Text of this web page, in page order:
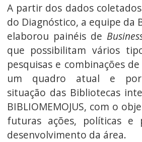
A partir dos dados
do Diagnóstico, a equipe da
elaborou painéis de
que possibilitam vários
pesquisas e combinações
um quadro atual e
situação das Bibliotecas
BIBLIOMEMOJUS, com o
futuras ações, políticas e
desenvolvimento da área.